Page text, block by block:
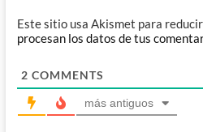
Este sitio usa Akismet para
procesan los datos de tus
2 COMMENTS
más antiguos